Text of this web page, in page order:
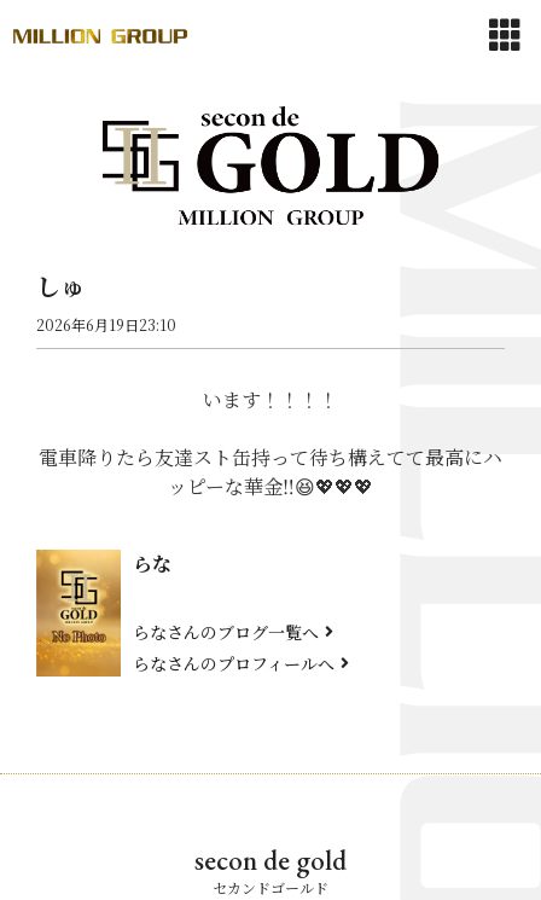
しゅ
2026年6月19日23:10
います！！！！
電車降りたら友達スト缶持って待ち構えてて最高にハ
ッピーな華金‼️😆💖💖💖
らな
らなさんのブログ一覧へ
らなさんのプロフィールへ
secon de gold
セカンドゴールド